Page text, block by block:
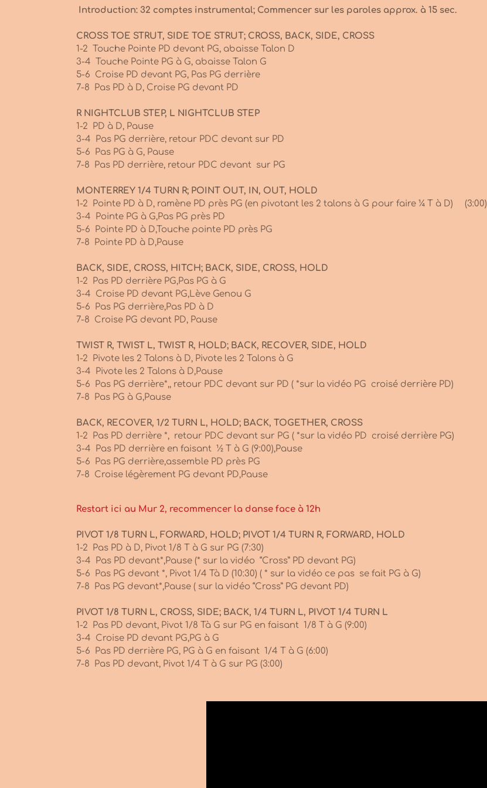
Introduction: 32 comptes instrumental; Commencer sur les paroles approx. à 15 sec.
CROSS TOE STRUT, SIDE TOE STRUT; CROSS, BACK, SIDE, CROSS
1-2 Touche Pointe PD devant PG, abaisse Talon D
3-4 Touche Pointe PG à G, abaisse Talon G
5-6 Croise PD devant PG, Pas PG derrière
7-8 Pas PD à D, Croise PG devant PD
R NIGHTCLUB STEP, L NIGHTCLUB STEP
1-2 PD à D, Pause
3-4 Pas PG derrière, retour PDC devant sur PD
5-6 Pas PG à G, Pause
7-8 Pas PD derrière, retour PDC devant sur PG
MONTERREY 1/4 TURN R; POINT OUT, IN, OUT, HOLD
1-2 Pointe PD à D, ramène PD près PG (en pivotant les 2 talons à G pour faire ¼ T à D) (3:00)
3-4 Pointe PG à G,Pas PG près PD
5-6 Pointe PD à D,Touche pointe PD près PG
7-8 Pointe PD à D,Pause
BACK, SIDE, CROSS, HITCH; BACK, SIDE, CROSS, HOLD
1-2 Pas PD derrière PG,Pas PG à G
3-4 Croise PD devant PG,Lève Genou G
5-6 Pas PG derrière,Pas PD à D
7-8 Croise PG devant PD, Pause
TWIST R, TWIST L, TWIST R, HOLD; BACK, RECOVER, SIDE, HOLD
1-2 Pivote les 2 Talons à D, Pivote les 2 Talons à G
3-4 Pivote les 2 Talons à D,Pause
5-6 Pas PG derrière*,, retour PDC devant sur PD ( *sur la vidéo PG croisé derrière PD)
7-8 Pas PG à G,Pause
BACK, RECOVER, 1/2 TURN L, HOLD; BACK, TOGETHER, CROSS
1-2 Pas PD derrière *, retour PDC devant sur PG ( *sur la vidéo PD croisé derrière PG)
3-4 Pas PD derrière en faisant ½ T à G (9:00),Pause
5-6 Pas PG derrière,assemble PD près PG
7-8 Croise légèrement PG devant PD,Pause
Restart ici au Mur 2, recommencer la danse face à 12h
PIVOT 1/8 TURN L, FORWARD, HOLD; PIVOT 1/4 TURN R, FORWARD, HOLD
1-2 Pas PD à D, Pivot 1/8 T à G sur PG (7:30)
3-4 Pas PD devant*,Pause (* sur la vidéo “Cross” PD devant PG)
5-6 Pas PG devant *, Pivot 1/4 Tà D (10:30) ( * sur la vidéo ce pas se fait PG à G)
7-8 Pas PG devant*,Pause ( sur la vidéo “Cross” PG devant PD)
PIVOT 1/8 TURN L, CROSS, SIDE; BACK, 1/4 TURN L, PIVOT 1/4 TURN L
1-2 Pas PD devant, Pivot 1/8 Tà G sur PG en faisant 1/8 T à G (9:00)
3-4 Croise PD devant PG,PG à G
5-6 Pas PD derrière PG, PG à G en faisant 1/4 T à G (6:00)
7-8 Pas PD devant, Pivot 1/4 T à G sur PG (3:00)